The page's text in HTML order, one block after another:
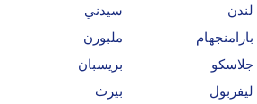
لندن
بارامنجهام
جلاسكو
ليفربول
سيدني
ملبورن
بريسبان
بيرث